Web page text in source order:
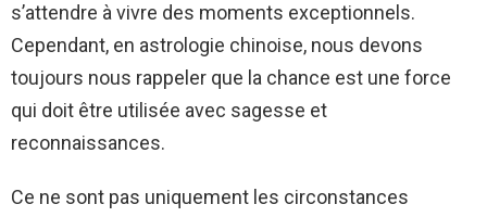
s’attendre à vivre des moments exceptionnels.
Cependant, en astrologie chinoise, nous devons
toujours nous rappeler que la chance est une force
qui doit être utilisée avec sagesse et
reconnaissances.
Ce ne sont pas uniquement les circonstances